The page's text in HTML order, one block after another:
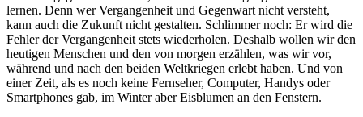
lernen. Denn wer Vergangenheit und Gegenwart nicht versteht,
kann auch die Zukunft nicht gestalten. Schlimmer noch: Er wird die
Fehler der Vergangenheit stets wiederholen. Deshalb wollen wir den
heutigen Menschen und den von morgen erzählen, was wir vor,
während und nach den beiden Weltkriegen erlebt haben. Und von
einer Zeit, als es noch keine Fernseher, Computer, Handys oder
Smartphones gab, im Winter aber Eisblumen an den Fenstern.